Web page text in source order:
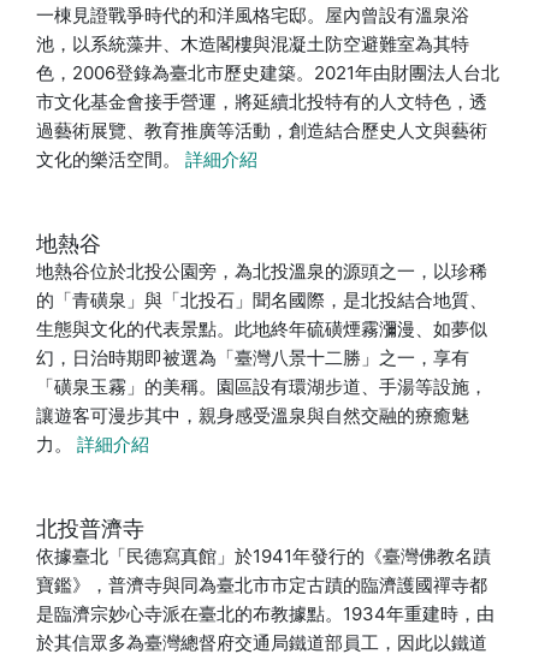
一棟見證戰爭時代的和洋風格宅邸。屋內曾設有溫泉浴
池，以系統藻井、木造閣樓與混凝土防空避難室為其特
色，2006登錄為臺北市歷史建築。2021年由財團法人台北
市文化基金會接手營運，將延續北投特有的人文特色，透
過藝術展覽、教育推廣等活動，創造結合歷史人文與藝術
文化的樂活空間。 詳細介紹
地熱谷
地熱谷位於北投公園旁，為北投溫泉的源頭之一，以珍稀
的「青磺泉」與「北投石」聞名國際，是北投結合地質、
生態與文化的代表景點。此地終年硫磺煙霧瀰漫、如夢似
幻，日治時期即被選為「臺灣八景十二勝」之一，享有
「磺泉玉霧」的美稱。園區設有環湖步道、手湯等設施，
讓遊客可漫步其中，親身感受溫泉與自然交融的療癒魅
力。 詳細介紹
北投普濟寺
依據臺北「民德寫真館」於1941年發行的《臺灣佛教名蹟
寶鑑》，普濟寺與同為臺北市市定古蹟的臨濟護國禪寺都
是臨濟宗妙心寺派在臺北的布教據點。1934年重建時，由
於其信眾多為臺灣總督府交通局鐵道部員工，因此以鐵道